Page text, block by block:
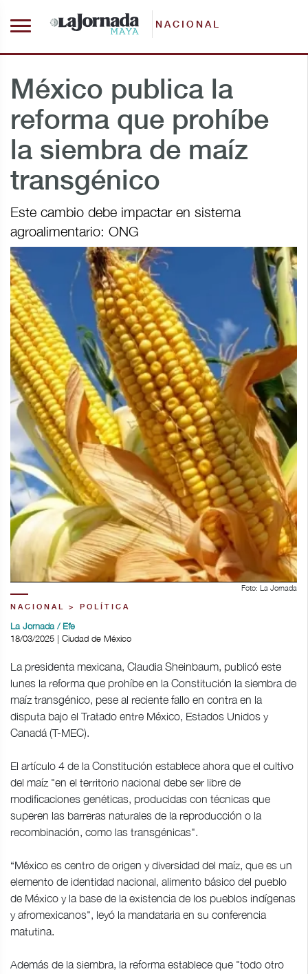
NACIONAL
México publica la
reforma que prohíbe
la siembra de maíz
transgénico
Este cambio debe impactar en sistema
agroalimentario: ONG
Foto: La Jornada
NACIONAL > POLÍTICA
La Jornada / Efe
18/03/2025 | Ciudad de México
La presidenta mexicana, Claudia Sheinbaum, publicó este
lunes la reforma que prohíbe en la Constitución la siembra de
maíz transgénico, pese al reciente fallo en contra en la
disputa bajo el Tratado entre México, Estados Unidos y
Canadá (T-MEC).
El artículo 4 de la Constitución establece ahora que el cultivo
del maíz "en el territorio nacional debe ser libre de
modificaciones genéticas, producidas con técnicas que
superen las barreras naturales de la reproducción o la
recombinación, como las transgénicas".
“México es centro de origen y diversidad del maíz, que es un
elemento de identidad nacional, alimento básico del pueblo
de México y la base de la existencia de los pueblos indígenas
y afromexicanos", leyó la mandataria en su conferencia
matutina.
Además de la siembra, la reforma establece que "todo otro